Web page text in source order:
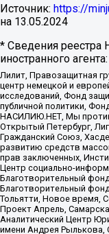
Источник: https://
на 13.05.2024
* Сведения
иностранного агента:
Лилит, Правозащитная
центр немецкой и
исследований, Фонд
публичной политики,
НАСИЛИЮ.НЕТ, Мы
Открытый Петербург,
Гражданский Союз,
развитию средств
прав заключенных,
Центр социально-
Благотворительный
Благотворительный
Тольятти, Новое время,
Проект Апрель,
Аналитический Центр
имени Андрея Рылькова,